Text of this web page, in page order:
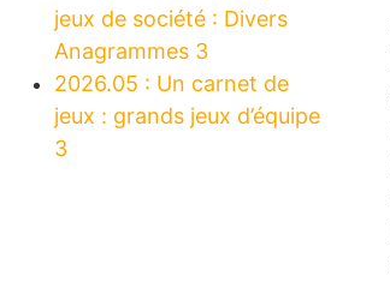
jeux de société : Divers
Anagrammes 3
2026.05 : Un carnet de
jeux : grands jeux d’équipe
3